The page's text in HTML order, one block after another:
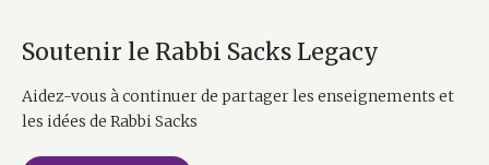
Soutenir le Rabbi Sacks Legacy
Aidez-vous à continuer de partager les enseignements et
les idées de Rabbi Sacks